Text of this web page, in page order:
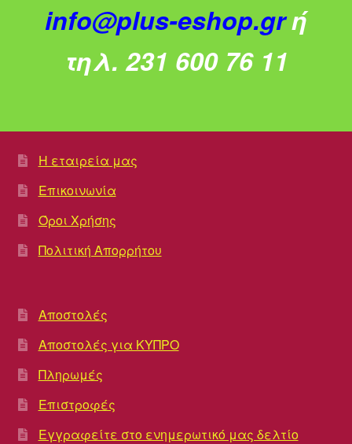
info@plus-eshop.grή
τηλ. 231 600 76 11
Η εταιρεία μας
Επικοινωνία
Όροι Χρήσης
Πολιτική Απορρήτου
Αποστολές
Αποστολές για ΚΥΠΡΟ
Πληρωμές
Επιστροφές
Εγγραφείτε στο ενημερωτικό μας δελτίο